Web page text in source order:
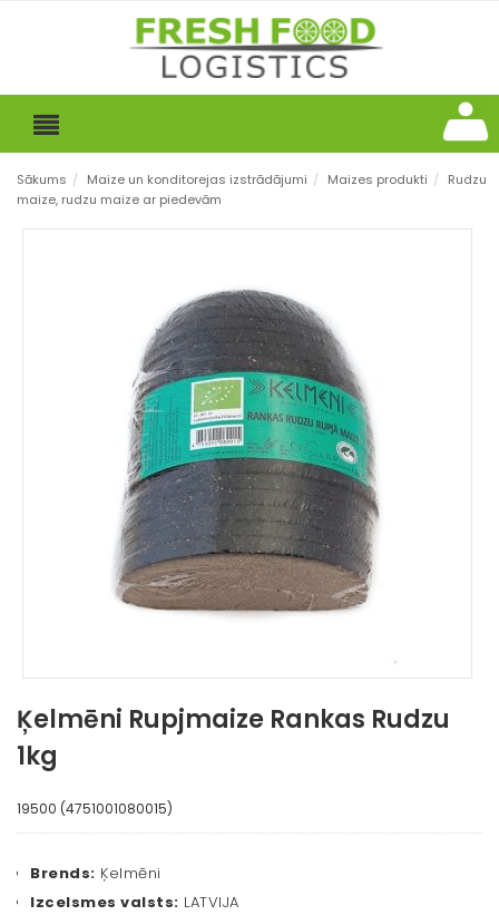
Sākums / Maize un konditorejas izstrādājumi / Maizes produkti / Rudzu
maize, rudzu maize ar piedevām
Ķelmēni Rupjmaize Rankas Rudzu
1kg
19500 (4751001080015)
Brends: Ķelmēni
Izcelsmes valsts: LATVIJA